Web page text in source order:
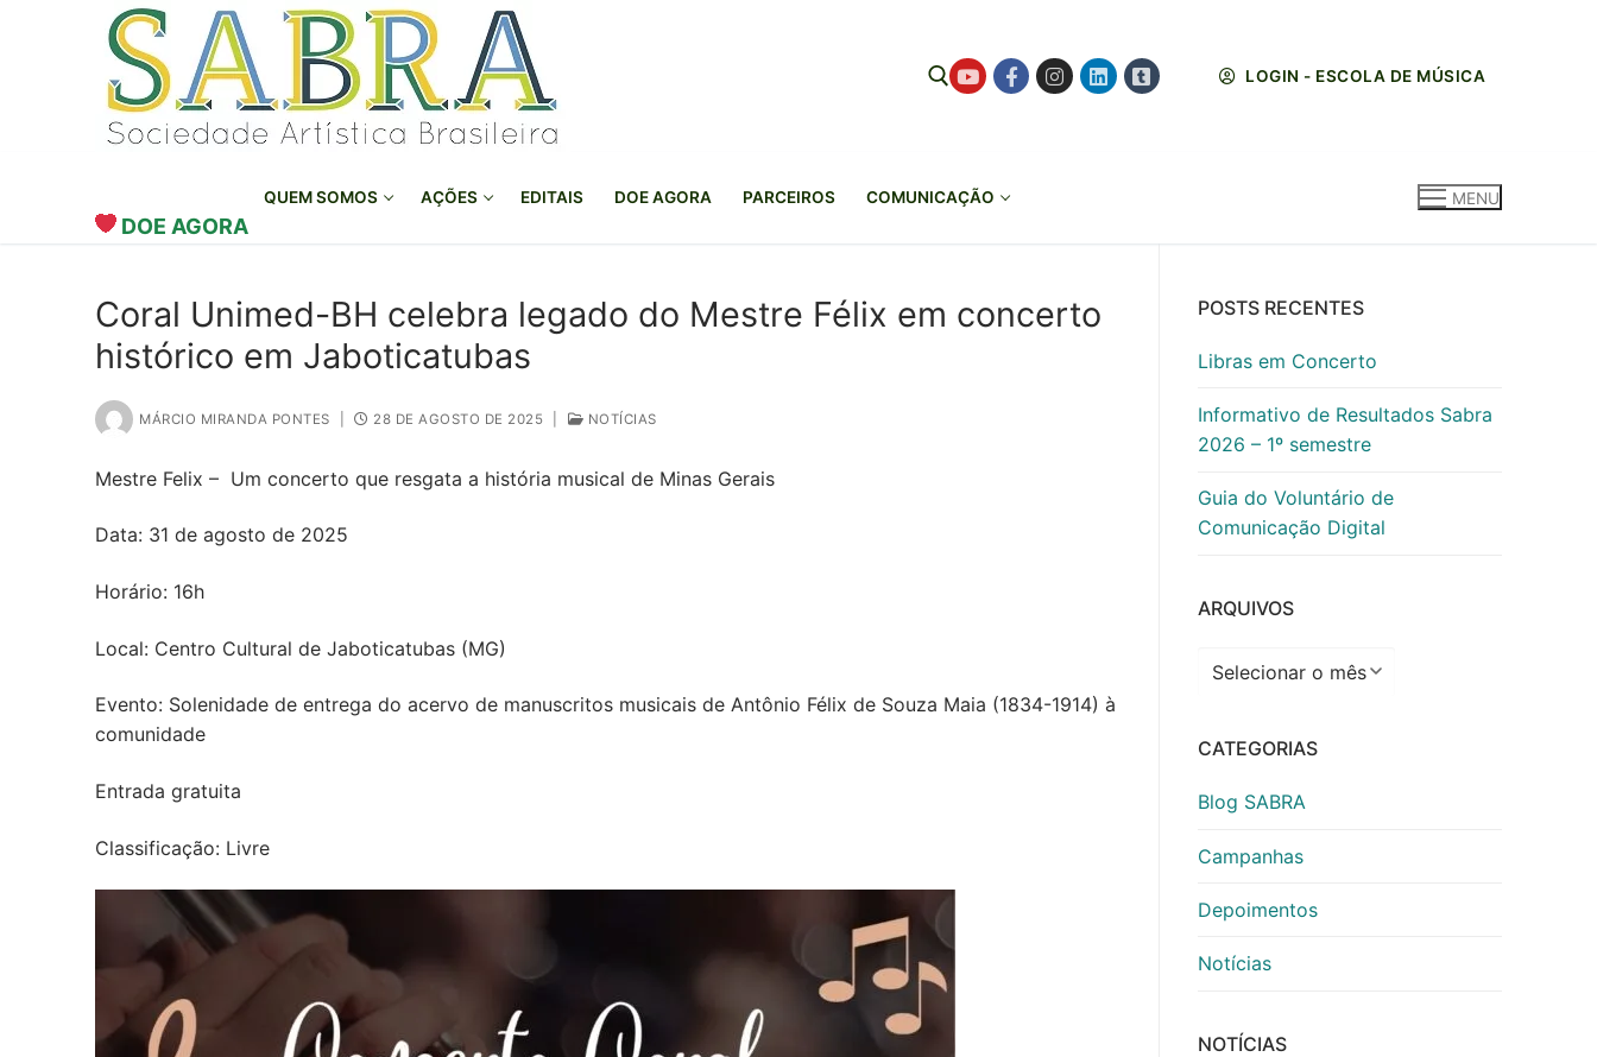
LOGIN - ESCOLA DE MÚSICA
DOE AGORA
QUEM SOMOS AÇÕES EDITAIS DOE AGORA PARCEIROS COMUNICAÇÃO MENU
Coral Unimed-BH celebra legado do Mestre Félix em concerto
histórico em Jaboticatubas
MÁRCIO MIRANDA PONTES 28 DE AGOSTO DE 2025 NOTÍCIAS
Mestre Felix – Um concerto que resgata a história musical de Minas Gerais
Data: 31 de agosto de 2025
Horário: 16h
Local: Centro Cultural de Jaboticatubas (MG)
Evento: Solenidade de entrega do acervo de manuscritos musicais de Antônio Félix de Souza Maia (1834-1914) à
comunidade
Entrada gratuita
Classificação: Livre
POSTS RECENTES
Libras em Concerto
Informativo de Resultados Sabra
2026 – 1º semestre
Guia do Voluntário de
Comunicação Digital
ARQUIVOS
Arquivos
CATEGORIAS
Blog SABRA
Campanhas
Depoimentos
Notícias
NOTÍCIAS